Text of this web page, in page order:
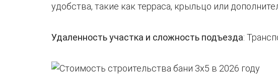
удобства, такие как терраса, крыльцо или
Удаленность участка и сложность подъезда: